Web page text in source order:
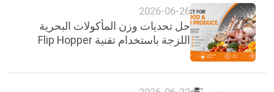
2026-06-26
حل تحديات وزن المأكولات البحرية
اللزجة باستخدام تقنية Flip Hopper